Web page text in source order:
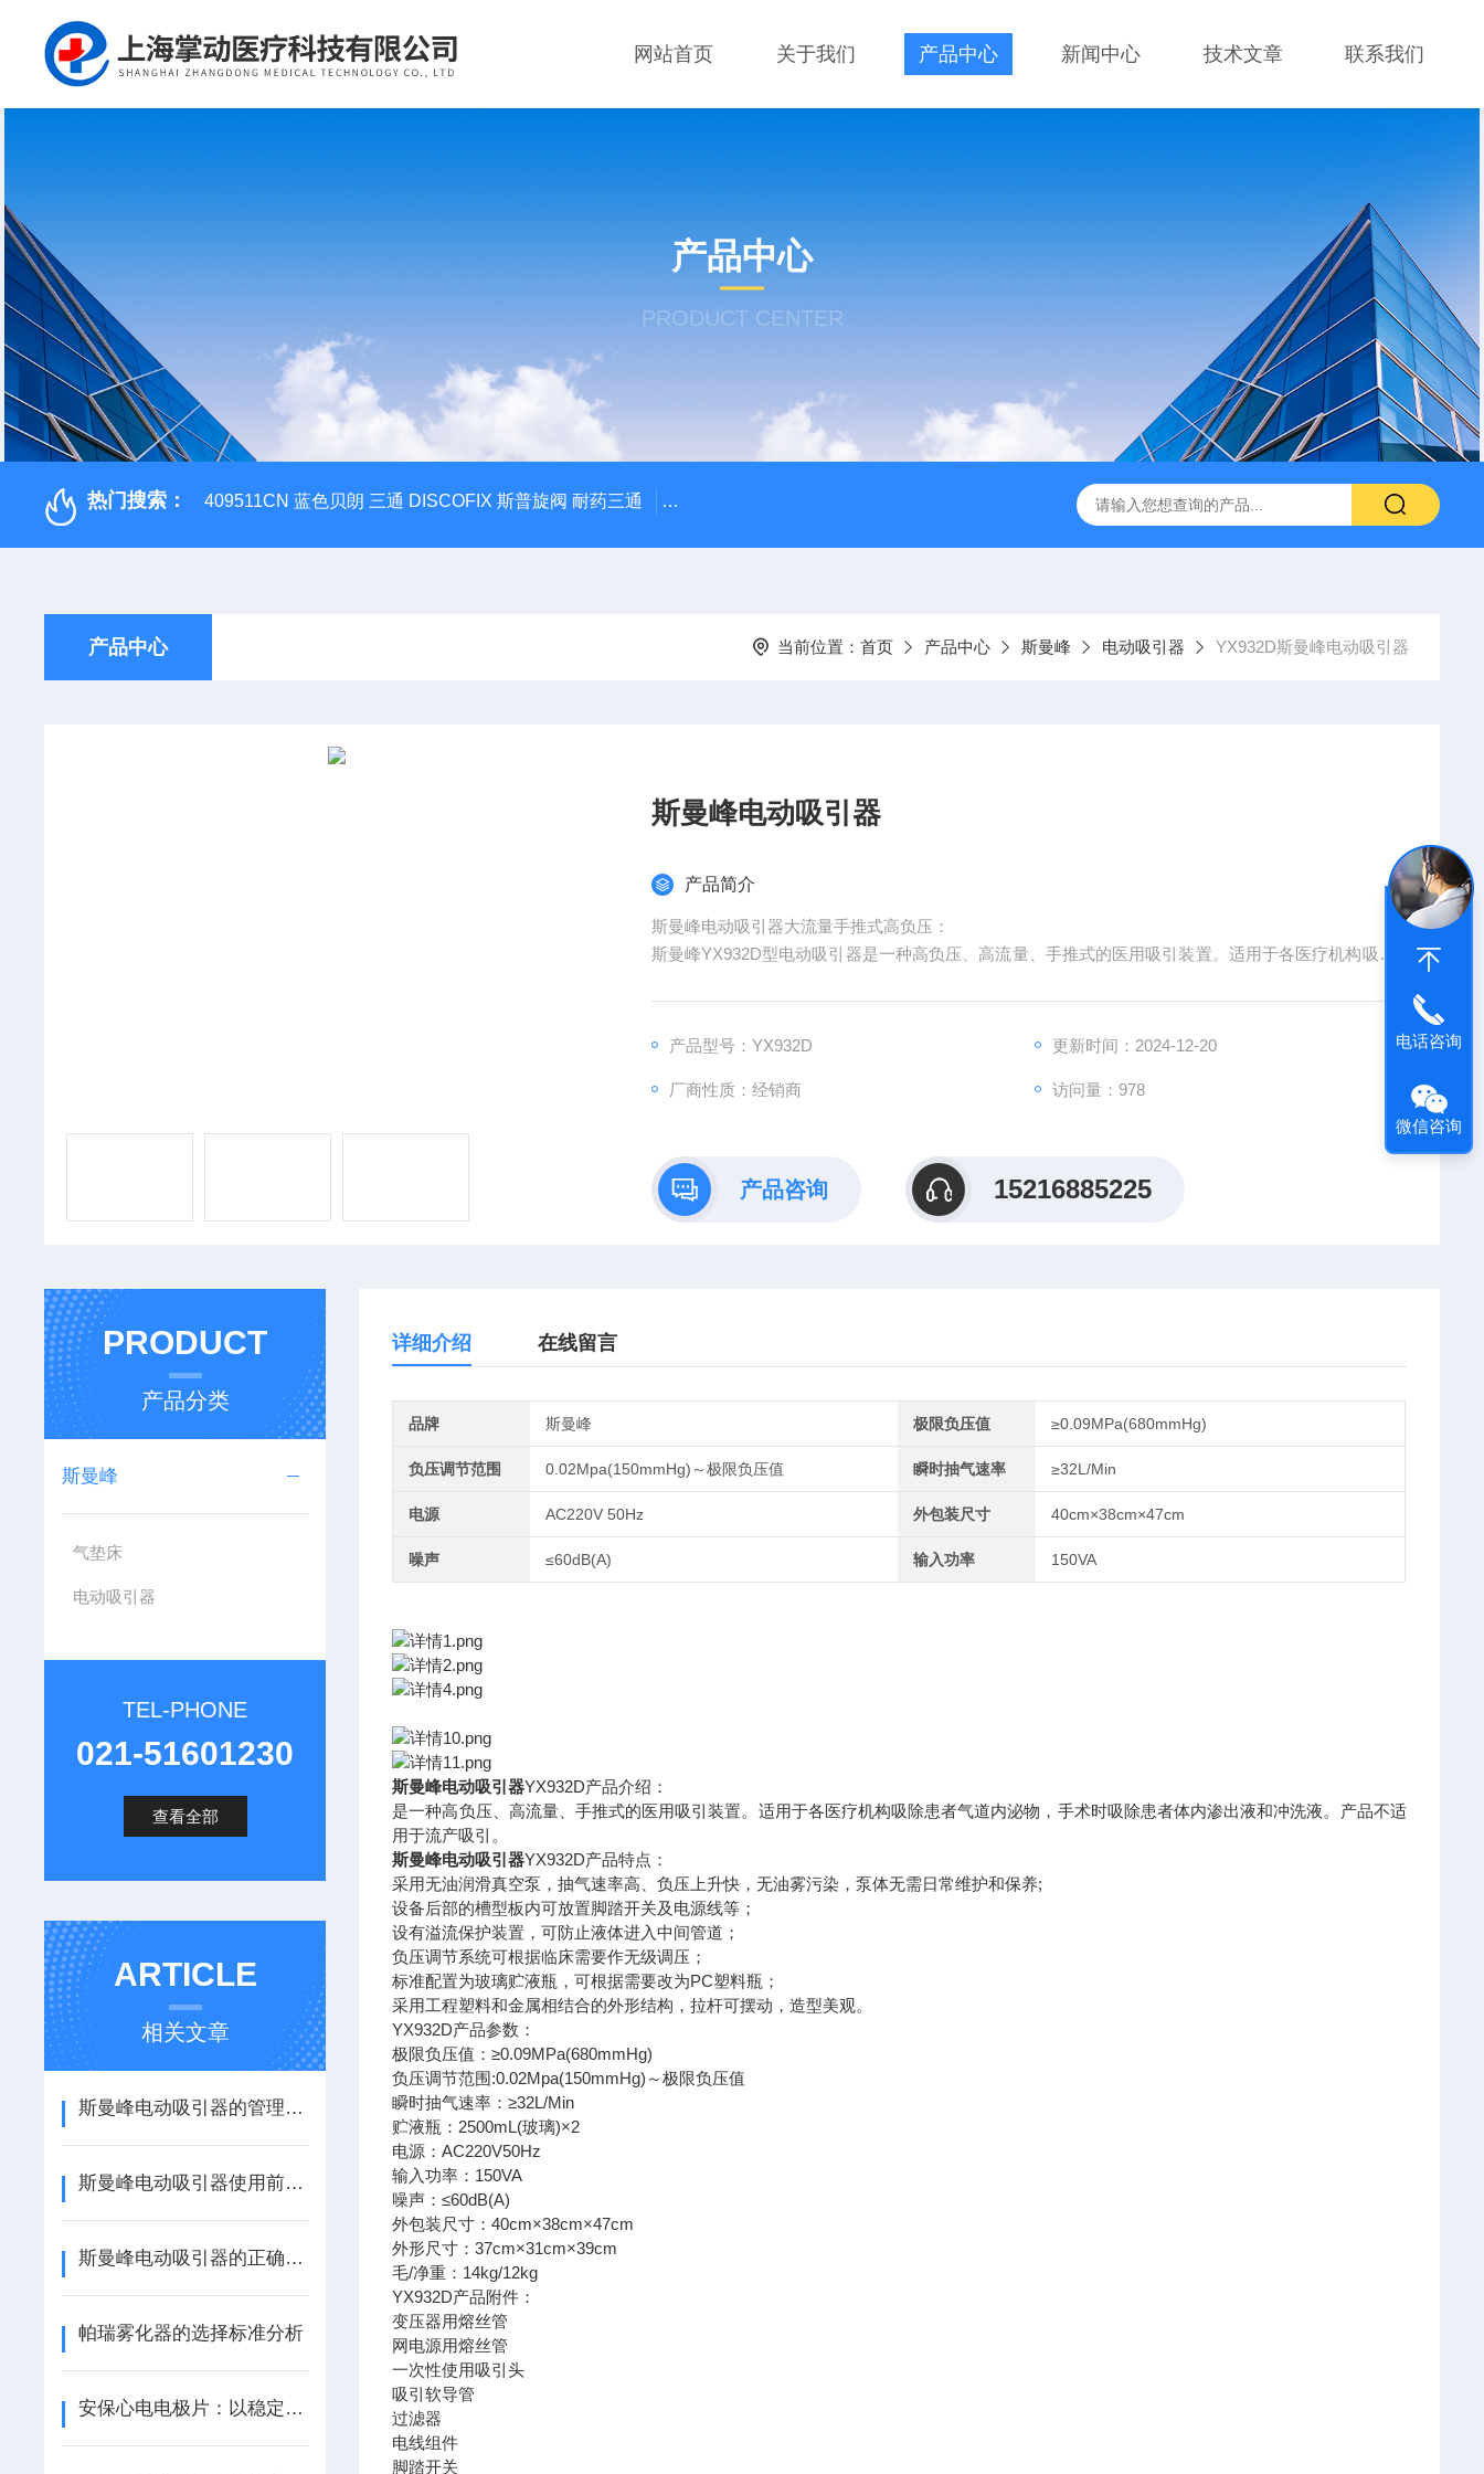
网站首页 关于我们 产品中心 新闻中心 技术文章 联系我们
产品中心
PRODUCT CENTER
热门搜索： 409511CN 蓝色贝朗 三通 DISCOFIX 斯普旋阀 耐药三通 Hydrosorb德国保赫曼 德湿舒 水凝胶伤口敷料 5x7.5cm Lumis 150 VPAP STResmed 瑞思迈 呼吸机
产品中心 当前位置： 首页 产品中心 斯曼峰 电动吸引器 YX932D斯曼峰电动吸引器
斯曼峰电动吸引器
产品简介
斯曼峰电动吸引器大流量手推式高负压：
斯曼峰YX932D型电动吸引器是一种高负压、高流量、手推式的医用吸引装置。适用于各医疗机构吸除
产品型号：YX932D 更新时间：2024-12-20
厂商性质：经销商 访问量：978
产品咨询 15216885225
PRODUCT
产品分类
斯曼峰
气垫床
电动吸引器
TEL-PHONE
021-51601230
查看全部
ARTICLE
相关文章
斯曼峰电动吸引器的管理与使用
斯曼峰电动吸引器使用前需要进行的检查工作
斯曼峰电动吸引器的正确维护保养方法
帕瑞雾化器的选择标准分析
安保心电电极片：以稳定贴合，守护心电监测的精准防线
详细介绍 在线留言
品牌 斯曼峰 极限负压值 ≥0.09MPa(680mmHg)
负压调节范围 0.02Mpa(150mmHg)～极限负压值 瞬时抽气速率 ≥32L/Min
电源 AC220V 50Hz 外包装尺寸 40cm×38cm×47cm
噪声 ≤60dB(A) 输入功率 150VA
斯曼峰电动吸引器YX932D产品介绍：
是一种高负压、高流量、手推式的医用吸引装置。适用于各医疗机构吸除患者气道内泌物，手术时吸除患者体内渗出液和冲洗液。产品不适
用于流产吸引。
斯曼峰电动吸引器YX932D产品特点：
采用无油润滑真空泵，抽气速率高、负压上升快，无油雾污染，泵体无需日常维护和保养;
设备后部的槽型板内可放置脚踏开关及电源线等；
设有溢流保护装置，可防止液体进入中间管道；
负压调节系统可根据临床需要作无级调压；
标准配置为玻璃贮液瓶，可根据需要改为PC塑料瓶；
采用工程塑料和金属相结合的外形结构，拉杆可摆动，造型美观。
YX932D产品参数：
极限负压值：≥0.09MPa(680mmHg)
负压调节范围:0.02Mpa(150mmHg)～极限负压值
瞬时抽气速率：≥32L/Min
贮液瓶：2500mL(玻璃)×2
电源：AC220V50Hz
输入功率：150VA
噪声：≤60dB(A)
外包装尺寸：40cm×38cm×47cm
外形尺寸：37cm×31cm×39cm
毛/净重：14kg/12kg
YX932D产品附件：
变压器用熔丝管
网电源用熔丝管
一次性使用吸引头
吸引软导管
过滤器
电线组件
脚踏开关
电话咨询
微信咨询